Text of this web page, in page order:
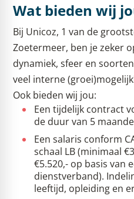
Wat bieden wij
Bij Unicoz, 1 van de
Zoetermeer, ben je zeker
dynamiek, sfeer en
veel interne
Ook bieden wij jou:
Een tijdelijk contract
de duur van 5
Een salaris conform
schaal LB (minimaal
€5.520,- op basis van
dienstverband).
leeftijd, opleiding en